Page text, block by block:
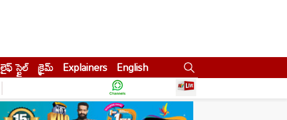
లైఫ్ స్టైల్ క్రైమ్ Explainers English